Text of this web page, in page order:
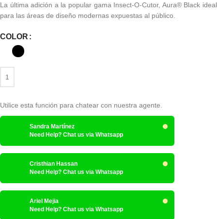
La última adición a la popular gama Insect-O-Cutor, Aura® Black ideal
para las áreas de diseño modernas expuestas al público.
COLOR
Utilice esta función para chatear con nuestra agente.
Sandra Martínez
Need Help? Chat us via Whatsapp
Cristhian Hassan
Need Help? Chat us via Whatsapp
Ariel Mejia
Need Help? Chat us via Whatsapp